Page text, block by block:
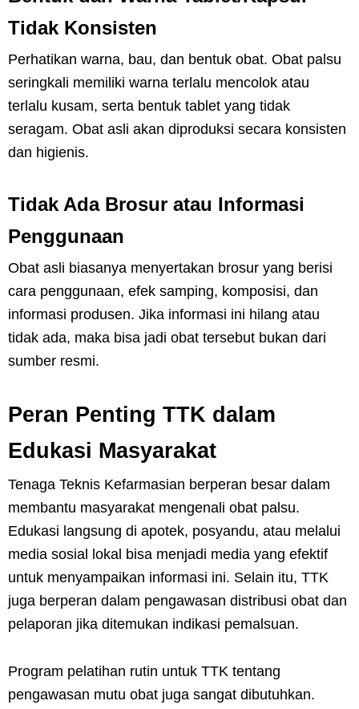
Tidak Konsisten
Perhatikan warna, bau, dan bentuk obat. Obat palsu
seringkali memiliki warna terlalu mencolok atau
terlalu kusam, serta bentuk tablet yang tidak
seragam. Obat asli akan diproduksi secara konsisten
dan higienis.
Tidak Ada Brosur atau Informasi
Penggunaan
Obat asli biasanya menyertakan brosur yang berisi
cara penggunaan, efek samping, komposisi, dan
informasi produsen. Jika informasi ini hilang atau
tidak ada, maka bisa jadi obat tersebut bukan dari
sumber resmi.
Peran Penting TTK dalam
Edukasi Masyarakat
Tenaga Teknis Kefarmasian berperan besar dalam
membantu masyarakat mengenali obat palsu.
Edukasi langsung di apotek, posyandu, atau melalui
media sosial lokal bisa menjadi media yang efektif
untuk menyampaikan informasi ini. Selain itu, TTK
juga berperan dalam pengawasan distribusi obat dan
pelaporan jika ditemukan indikasi pemalsuan.
Program pelatihan rutin untuk TTK tentang
pengawasan mutu obat juga sangat dibutuhkan.